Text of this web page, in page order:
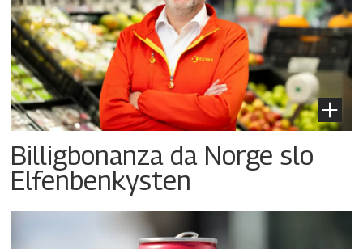
Billigbonanza da Norge slo
Elfenbenkysten